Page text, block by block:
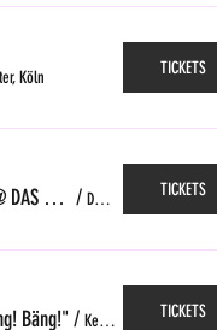
Köln TICKETS
That's Finta*tainment! @ DAS GLEIS, Zürich / Das Gleis, Zürich TICKETS
Bäng!" / Kellerpoche, Fribourg TICKETS